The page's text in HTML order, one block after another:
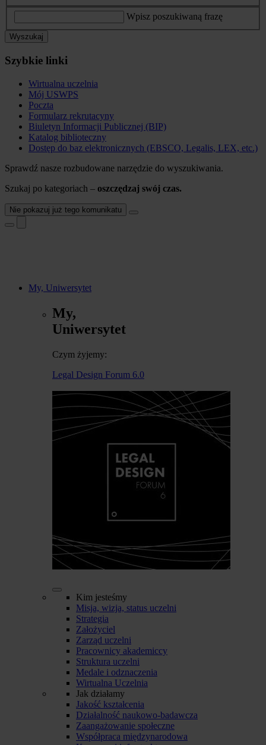
Wpisz poszukiwaną frazę
Wyszukaj
Szybkie linki
Wirtualna uczelnia
Mój USWPS
Poczta
Formularz rekrutacyny
Biuletyn Informacji Publicznej (BIP)
Katalog biblioteczny
Dostęp do baz elektronicznych (EBSCO, Legalis, LEX, etc.)
Sprawdź nasze rozbudowane narzędzie do wyszukiwania.
Szukaj po kategoriach – oszczędzaj swój czas.
Nie pokazuj już tego komunikatu
My, Uniwersytet
My,
Uniwersytet
Czym żyjemy:
Legal Design Forum 6.0
Kim jesteśmy
Misja, wizja, status uczelni
Strategia
Założyciel
Zarząd uczelni
Pracownicy akademiccy
Struktura uczelni
Medale i odznaczenia
Wirtualna Uczelnia
Jak działamy
Jakość kształcenia
Działalność naukowo-badawcza
Zaangażowanie społeczne
Współpraca międzynarodowa